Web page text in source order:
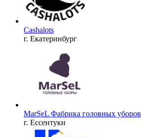
Cashalots
г. Екатеринбург
MarSeL Фабрика головных уборов
г. Ессентуки